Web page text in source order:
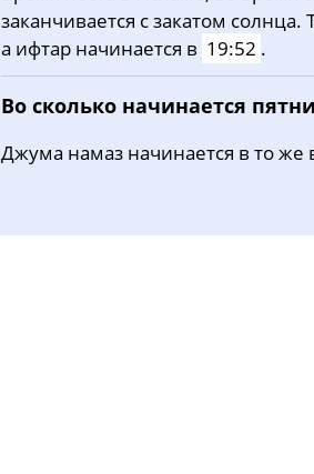
31, Пн
03:37
заканчивается с закатом
а ифтар начинается в 19:52 .
Во сколько начинается
Джума намаз начинается в то